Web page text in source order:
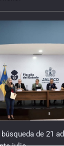
de 21
julio